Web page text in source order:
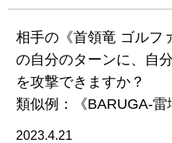
相手の《首領竜 ゴルフ
の自分のターンに、自
を攻撃できますか？
類似例：《BARUGA-雷
2023.4.21